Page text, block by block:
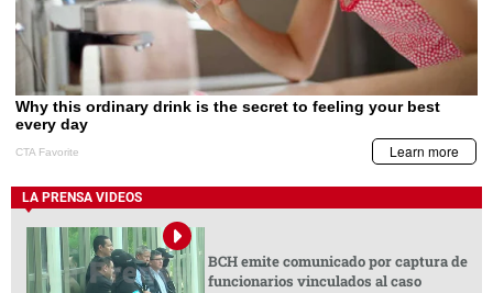
LA PRENSA VIDEOS
BCH emite comunicado por captura de
funcionarios vinculados al caso